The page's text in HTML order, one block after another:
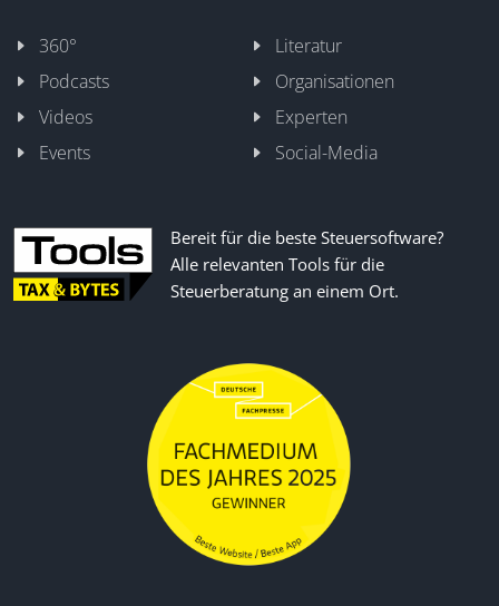
360°
Literatur
Podcasts
Organisationen
Videos
Experten
Events
Social-Media
Bereit für die beste Steuersoftware?
Alle relevanten Tools für die
Steuerberatung an einem Ort.